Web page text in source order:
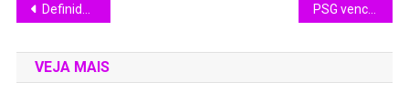
Definidas as Semifinais do Carioca 2026
VEJA MAIS